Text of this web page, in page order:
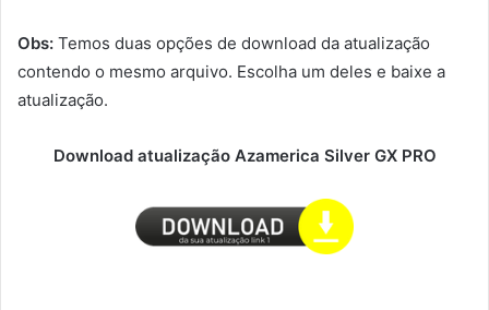
Obs: Temos duas opções de download da atualização
contendo o mesmo arquivo. Escolha um deles e baixe a
atualização.
Download atualização Azamerica Silver GX PRO